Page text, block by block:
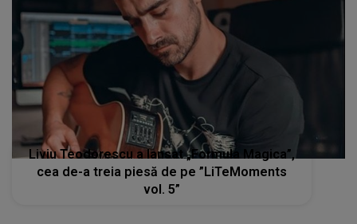
Liviu Teodorescu a lansat „Formula Magica”,
cea de-a treia piesă de pe ”LiTeMoments
vol. 5”